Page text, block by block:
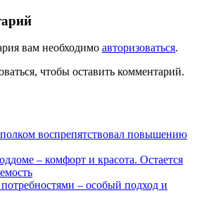
вам необходимо авторизоваться.
чтобы оставить комментарий.
воспрепятствовал повышению
– комфорт и красота. Остается
– особый подход и